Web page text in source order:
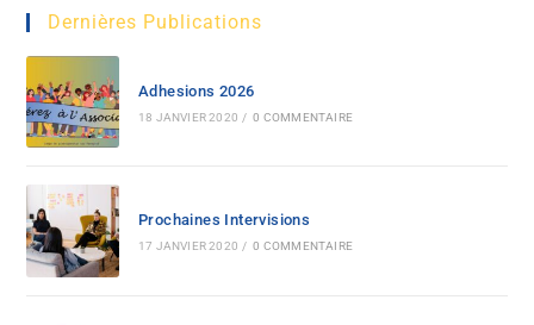
Dernières Publications
Adhesions 2026
18 JANVIER 2020 / 0 COMMENTAIRE
Prochaines Intervisions
17 JANVIER 2020 / 0 COMMENTAIRE